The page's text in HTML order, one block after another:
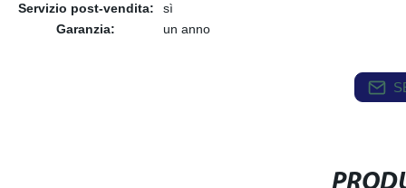
Servizio post-vendita:
sì
Garanzia:
un anno